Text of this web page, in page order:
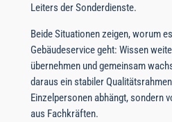
Leiters der Sonderdienste.
Beide Situationen zeigen, worum
Gebäudeservice geht: Wissen
übernehmen und gemeinsam
daraus ein stabiler
Einzelpersonen abhängt, sondern
aus Fachkräften.